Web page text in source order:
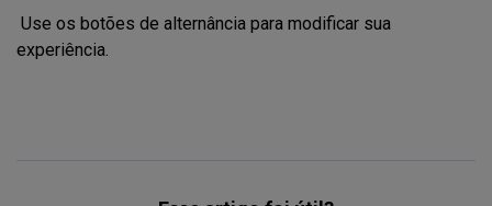
Use os botões de alternância para modificar sua
experiência.